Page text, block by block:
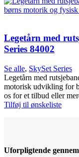
Legetårn med
Series 84002
Se alle, SkySet Series
Legetårn med
motorisk udvikling for
os for et tilbud eller
Tilføj til ønskeliste
Uforpligtende